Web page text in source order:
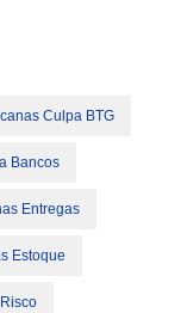
Culpa BTG
Bancos
Entregas
Estoque